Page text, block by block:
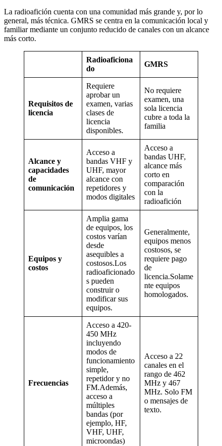
La radioafición cuenta con una comunidad más grande y, por lo
general, más técnica. GMRS se centra en la comunicación local y
familiar mediante un conjunto reducido de canales con un alcance
más corto.
Radioaficiona
do
GMRS
Requisitos de
licencia
Requiere
aprobar un
examen, varias
clases de
licencia
disponibles.
No requiere
examen, una
sola licencia
cubre a toda la
familia
Alcance y
capacidades
de
comunicación
Acceso a
bandas VHF y
UHF, mayor
alcance con
repetidores y
modos digitales
Acceso a
bandas UHF,
alcance más
corto en
comparación
con la
radioafición
Equipos y
costos
Amplia gama
de equipos, los
costos varían
desde
asequibles a
costosos.Los
radioaficionado
s pueden
construir o
modificar sus
equipos.
Generalmente,
equipos menos
costosos, se
requiere pago
de
licencia.Solame
nte equipos
homologados.
Frecuencias
Acceso a 420-
450 MHz
incluyendo
modos de
funcionamiento
simple,
repetidor y no
FM.Además,
acceso a
múltiples
bandas (por
ejemplo, HF,
VHF, UHF,
microondas)
Acceso a 22
canales en el
rango de 462
MHz y 467
MHz. Solo FM
o mensajes de
texto.